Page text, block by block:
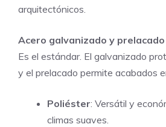
arquitectónicos.
Acero galvanizado y prelacado
Es el estándar. El galvanizado
y el prelacado permite acabados
Poliéster: Versátil y
climas suaves.